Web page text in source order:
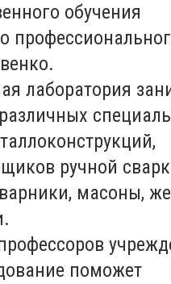
обучения
лаборатория
ручной
масоны,
поможет